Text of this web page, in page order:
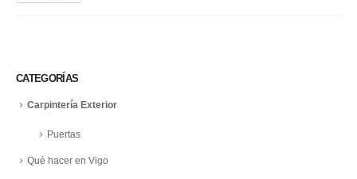
CATEGORÍAS
Carpintería Exterior
Puertas
Qué hacer en Vigo